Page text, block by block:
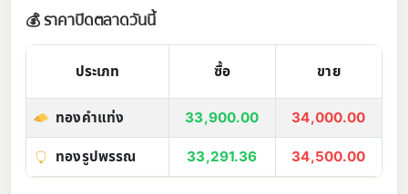
💰 ราคาปิดตลาดวันนี้
ประเภท ซื้อ ขาย
ทองคำแท่ง 33,900.00 34,000.00
ทองรูปพรรณ 33,291.36 34,500.00